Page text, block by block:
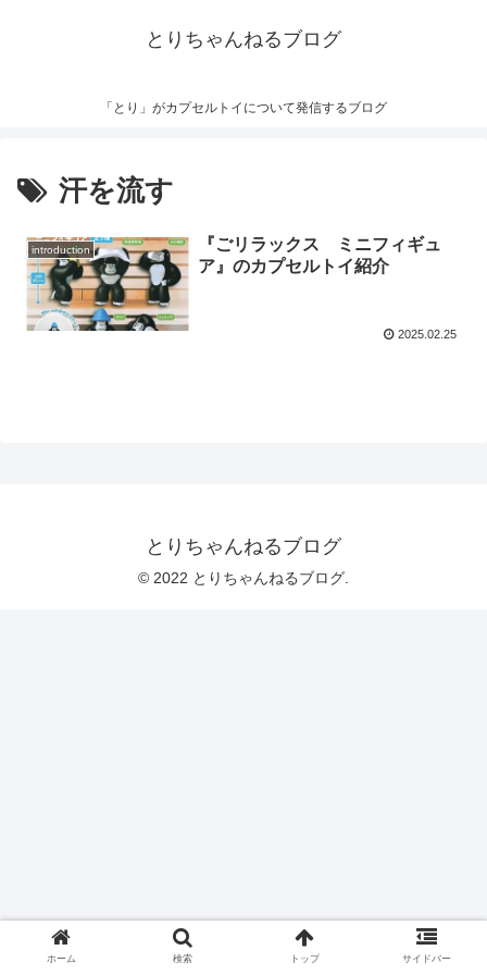
とりちゃんねるブログ
「とり」がカプセルトイについて発信するブログ
汗を流す
introduction
『ごリラックス ミニフィギュ
ア』のカプセルトイ紹介
2025.02.25
とりちゃんねるブログ
© 2022 とりちゃんねるブログ.
ホーム 検索 トップ サイドバー